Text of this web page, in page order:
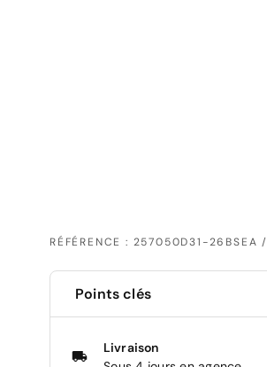
RÉFÉRENCE : 257050D31-26BSEA
Points clés
Livraison